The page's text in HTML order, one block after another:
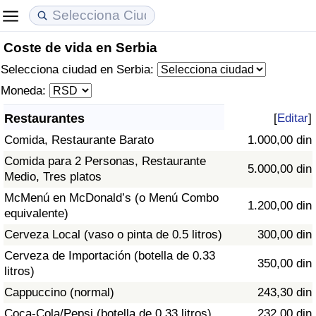
Coste de vida en Serbia
Selecciona ciudad en Serbia:
Moneda:
Restaurantes [Editar]
Comida, Restaurante Barato
1.000,00 din
Comida para 2 Personas, Restaurante
Medio, Tres platos
5.000,00 din
McMenú en McDonald’s (o Menú Combo
equivalente)
1.200,00 din
Cerveza Local (vaso o pinta de 0.5 litros)
300,00 din
Cerveza de Importación (botella de 0.33
litros)
350,00 din
Cappuccino (normal)
243,30 din
Coste de vida
Índice de Costo de Vida (Actual)
Índice de Costo de Vida
Índice de costo de vida por país
en aqaba
Precios de las propiedades
Índice de Precios de Inmuebles (Actual)
Índice de Precios de Inmuebles
Índice de Precios de Inmuebles por País
Calidad de Vida
Índice de Calidad de Vida
Índice de Calidad de Vida (Actual)
Índice de calidad de vida por país
Delincuencia
Calificación del Índice de Criminalidad
(Actual)
Índice de Criminalidad